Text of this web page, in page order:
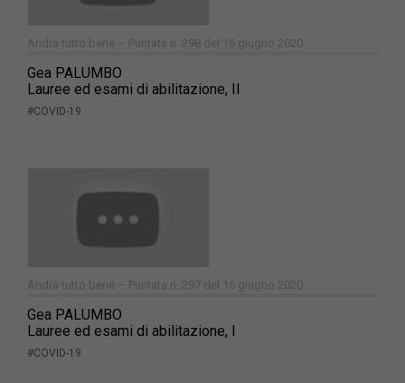
Andrà tutto bene – Puntata n. 298 del 16 giugno 2020
Gea PALUMBO
Lauree ed esami di abilitazione, II
#COVID-19
Andrà tutto bene – Puntata n. 297 del 16 giugno 2020
Gea PALUMBO
Lauree ed esami di abilitazione, I
#COVID-19